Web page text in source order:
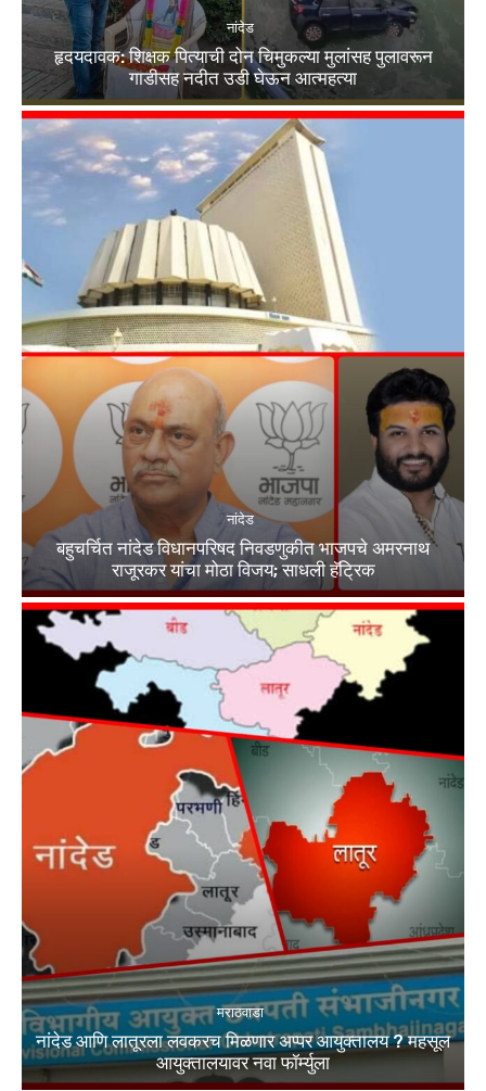
नांदेड
हृदयदावक: शिक्षक पित्याची दोन चिमुकल्या मुलांसह पुलावरून
गाडीसह नदीत उडी घेऊन आत्महत्या
नांदेड
बहुचर्चित नांदेड विधानपरिषद निवडणुकीत भाजपचे अमरनाथ
राजूरकर यांचा मोठा विजय; साधली हॅट्रिक
मराठवाडा
नांदेड आणि लातूरला लवकरच मिळणार अप्पर आयुक्तालय ? महसूल
आयुक्तालयावर नवा फॉर्म्युला